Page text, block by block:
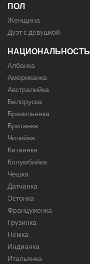
ПОЛ
Женщина
Дуэт с девушкой
НАЦИОНАЛЬНОСТЬ
Албанка
Американка
Австралийка
Белоруска
Бразильянка
Британка
Чилийка
Китаянка
Колумбийка
Чешка
Датчанка
Эстонка
Француженка
Грузинка
Немка
Индианка
Итальянка